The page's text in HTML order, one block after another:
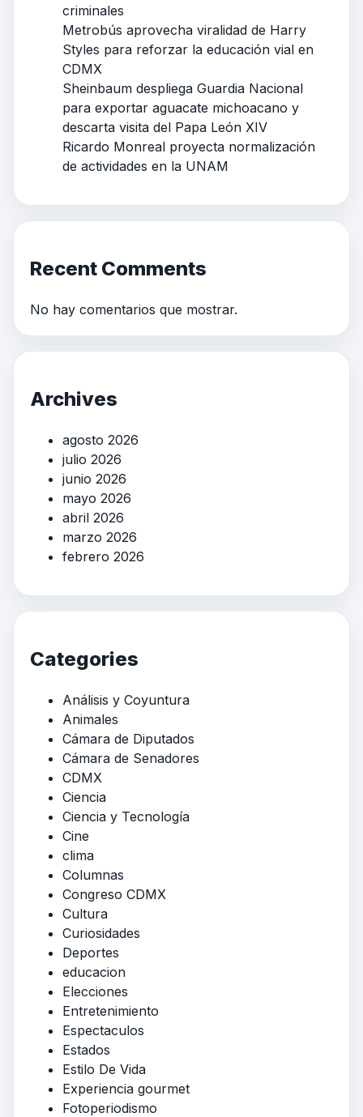
criminales
Metrobús aprovecha viralidad de Harry
Styles para reforzar la educación vial en
CDMX
Sheinbaum despliega Guardia Nacional
para exportar aguacate michoacano y
descarta visita del Papa León XIV
Ricardo Monreal proyecta normalización
de actividades en la UNAM
Recent Comments
No hay comentarios que mostrar.
Archives
agosto 2026
julio 2026
junio 2026
mayo 2026
abril 2026
marzo 2026
febrero 2026
Categories
Análisis y Coyuntura
Animales
Cámara de Diputados
Cámara de Senadores
CDMX
Ciencia
Ciencia y Tecnología
Cine
clima
Columnas
Congreso CDMX
Cultura
Curiosidades
Deportes
educacion
Elecciones
Entretenimiento
Espectaculos
Estados
Estilo De Vida
Experiencia gourmet
Fotoperiodismo